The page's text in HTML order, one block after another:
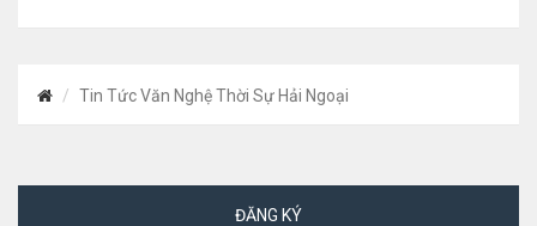
Tin Tức Văn Nghệ Thời Sự Hải Ngoại
ĐĂNG KÝ